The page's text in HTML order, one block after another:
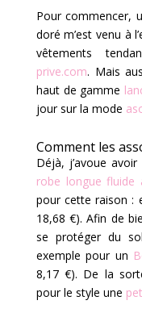
Pour commencer,
doré m’est venu à
vêtements
prive.com. Mais
haut de gamme
jour sur la mode
Comment les
Déjà, j’avoue
robe longue fluide
pour cette raison :
18,68 €). Afin de
se protéger du
exemple pour un
8,17 €). De la
pour le style une